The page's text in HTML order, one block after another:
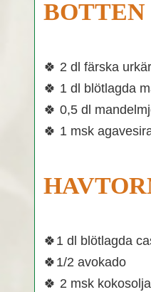
BOTTEN
🍀 2 dl färska
🍀 1 dl blötlagda
🍀 0,5 dl
🍀 1 msk
🍀1 dl blötlagda
🍀1/2 avokado
🍀 2 msk kokosolja